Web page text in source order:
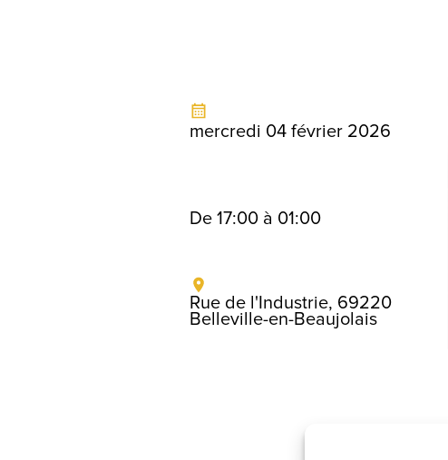
mercredi 04 février 2026
De 17:00 à 01:00
Rue de l'Industrie, 69220
Belleville-en-Beaujolais